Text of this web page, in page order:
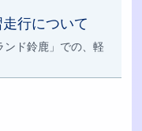
行について
ド鈴鹿」での、軽